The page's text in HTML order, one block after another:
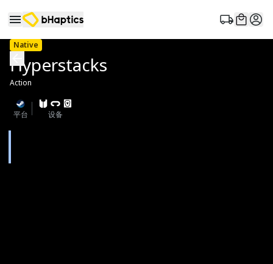
Native
Hyperstacks
Action
平台 设备